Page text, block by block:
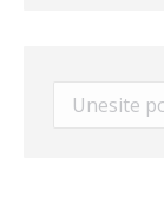
Search: